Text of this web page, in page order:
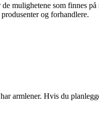
mulighetene som finnes
og forhandlere.
armlener. Hvis du